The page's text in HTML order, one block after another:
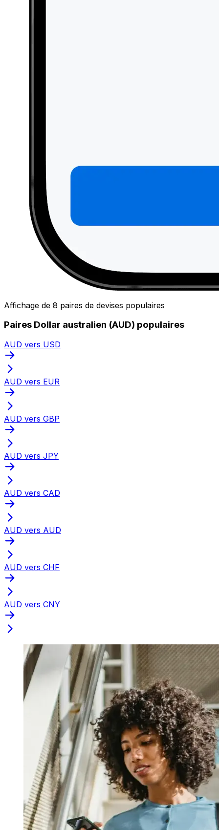
Affichage de 8 paires de devises populaires
Paires Dollar australien (AUD) populaires
AUD vers USD
AUD vers EUR
AUD vers GBP
AUD vers JPY
AUD vers CAD
AUD vers AUD
AUD vers CHF
AUD vers CNY